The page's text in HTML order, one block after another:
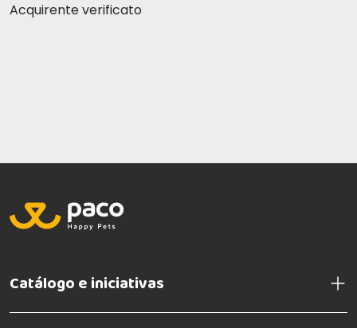
Acquirente verificato
Catálogo e iniciativas